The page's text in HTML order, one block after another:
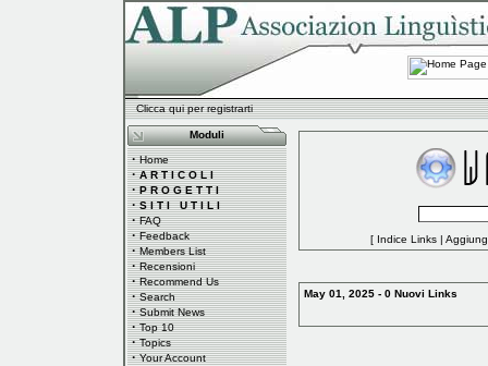
Clicca qui per registrarti
Moduli
· Home
· A R T I C O L I
· P R O G E T T I
· S I T I U T I L I
· FAQ
· Feedback
· Members List
· Recensioni
· Recommend Us
· Search
· Submit News
· Top 10
· Topics
· Your Account
[ Indice Links |
May 01, 2025 - 0 Nuovi Links